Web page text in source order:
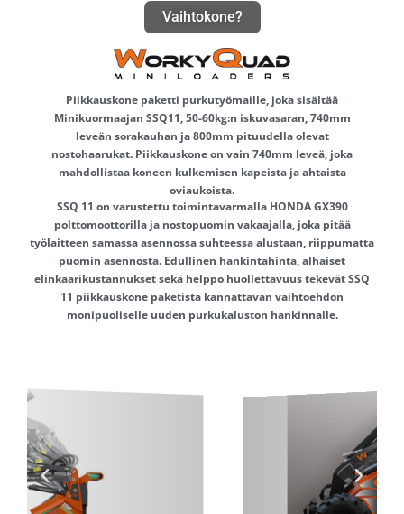
Vaihtokone?
Piikkauskone paketti purkutyömaille, joka sisältää
Minikuormaajan SSQ11, 50-60kg:n iskuvasaran, 740mm
leveän sorakauhan ja 800mm pituudella olevat
nostohaarukat. Piikkauskone on vain 740mm leveä, joka
mahdollistaa koneen kulkemisen kapeista ja ahtaista
oviaukoista.
SSQ 11 on varustettu toimintavarmalla HONDA GX390
polttomoottorilla ja nostopuomin vakaajalla, joka pitää
työlaitteen samassa asennossa suhteessa alustaan, riippumatta
puomin asennosta. Edullinen hankintahinta, alhaiset
elinkaarikustannukset sekä helppo huollettavuus tekevät SSQ
11 piikkauskone paketista kannattavan vaihtoehdon
monipuoliselle uuden purkukaluston hankinnalle.